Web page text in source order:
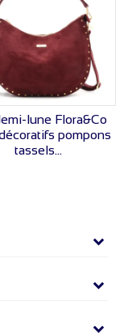
LE PRIX
lune Flora&Co
pompons
tassels...